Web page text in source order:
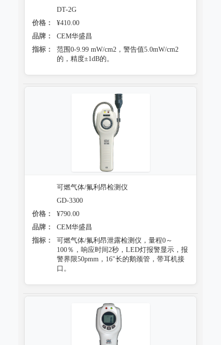
DT-2G
价格：
¥410.00
品牌：
CEM华盛昌
指标：
范围0-9.99 mW/cm2，警告值5.0mW/cm2
的，精度±1dB的。
可燃气体/氟利昂检测仪
GD-3300
价格：
¥790.00
品牌：
CEM华盛昌
指标：
可燃气体/氟利昂泄露检测仪，量程0～
100％，响应时间2秒，LED灯报警显示，报
警界限50pmm，16"长的鹅颈管，带耳机接
口。